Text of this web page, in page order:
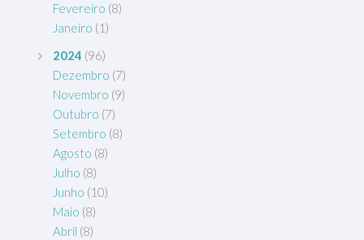
Fevereiro (8)
Janeiro (1)
2024 (96)
Dezembro (7)
Novembro (9)
Outubro (7)
Setembro (8)
Agosto (8)
Julho (8)
Junho (10)
Maio (8)
Abril (8)